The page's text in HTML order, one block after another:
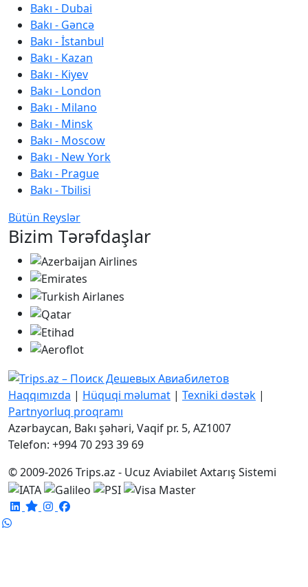
Bakı - Dubai
Bakı - Gəncə
Bakı - İstanbul
Bakı - Kazan
Bakı - Kiyev
Bakı - London
Bakı - Milano
Bakı - Minsk
Bakı - Moscow
Bakı - New York
Bakı - Prague
Bakı - Tbilisi
Bütün Reyslər
Bizim Tərəfdaşlar
Haqqımızda | Hüquqi məlumat | Texniki dəstək |
Partnyorluq proqramı
Azərbaycan, Bakı şəhəri, Vaqif pr. 5, AZ1007
Telefon: +994 70 293 39 69
© 2009-2026 Trips.az - Ucuz Aviabilet Axtarış Sistemi